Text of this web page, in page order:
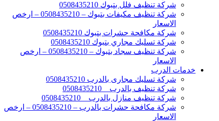
شركة تنظيف فلل بتبوك 0508435210
شركة تنظيف مكيفات بتبوك – 0508435210 – ارخص
الاسعار
شركة مكافحة حشرات بتبوك 0508435210
شركة تسليك مجاري بتبوك 0508435210
شركة تنظيف سجاد بتبوك – 0508435210 – ارخص
الاسعار
خدمات الدرب
شركة تسليك مجارى بالدرب 0508435210
شركة تنظيف بالدرب _ 0508435210
شركة تنظيف منازل بالدرب _ 0508435210
شركة مكافحة حشرات بالدرب – 0508435210 – ارخص
الاسعار